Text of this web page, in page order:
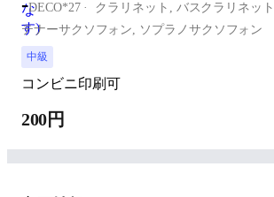
DECO*27 クラリネット, バスクラリネッ
テナーサクソフォン, ソプラノサクソフォン
中級
コンビニ印刷可
200円